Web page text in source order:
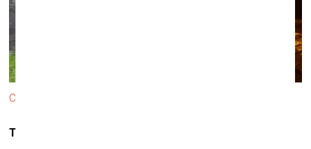
Coal. © 2021 KIWIE™
Tie būs legāli vai nelegāli darbi?